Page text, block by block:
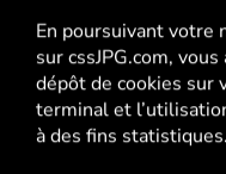
En poursuivant votre
surcssJPG.com, vous
dépôt de cookies sur
terminal et
à des fins statistiques.